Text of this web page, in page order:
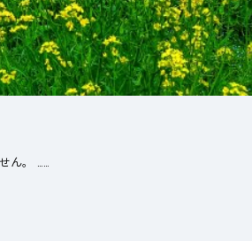
ん。 ……